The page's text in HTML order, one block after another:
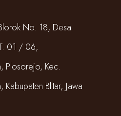
No. 18, Desa
01 / 06,
Plosorejo, Kec.
Kabupaten Blitar, Jawa